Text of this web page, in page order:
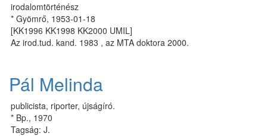
irodalomtörténész
* Gyömrő, 1953-01-18
[KK1996 KK1998 KK2000 UMIL]
Az irod.tud. kand. 1983 , az MTA doktora 2000.
Pál Melinda
publicista, riporter, újságíró.
* Bp., 1970
Tagság: J.